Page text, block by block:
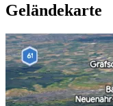
Geländekarte